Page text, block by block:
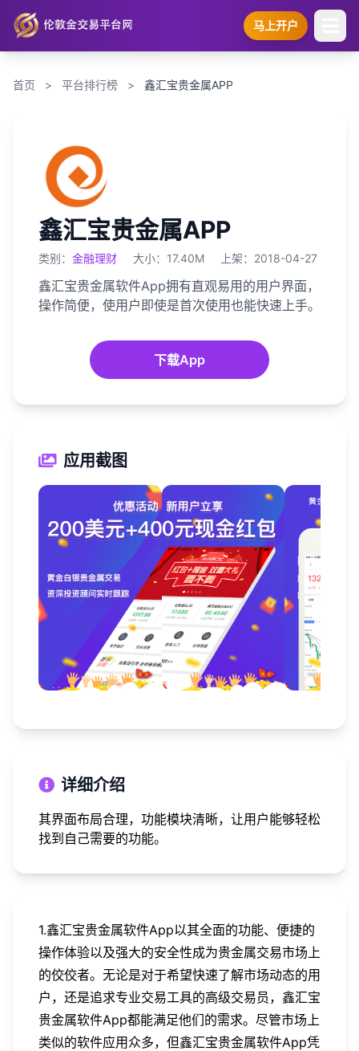
马上开户
首页 > 平台排行榜 > 鑫汇宝贵金属APP
鑫汇宝贵金属APP
类别： 金融理财 大小：17.40M 上架：2018-04-27
鑫汇宝贵金属软件App拥有直观易用的用户界面，
操作简便，使用户即使是首次使用也能快速上手。
下载App
应用截图
详细介绍
其界面布局合理，功能模块清晰，让用户能够轻松
找到自己需要的功能。
1.鑫汇宝贵金属软件App以其全面的功能、便捷的
操作体验以及强大的安全性成为贵金属交易市场上
的佼佼者。无论是对于希望快速了解市场动态的用
户，还是追求专业交易工具的高级交易员，鑫汇宝
贵金属软件App都能满足他们的需求。尽管市场上
类似的软件应用众多，但鑫汇宝贵金属软件App凭